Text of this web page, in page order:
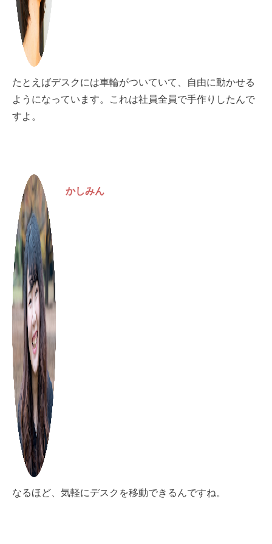
たとえばデスクには車輪がついていて、自由に動かせる
ようになっています。これは社員全員で手作りしたんで
すよ。
かしみん
なるほど、気軽にデスクを移動できるんですね。